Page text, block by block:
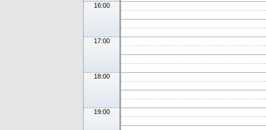
16:00
17:00
18:00
19:00